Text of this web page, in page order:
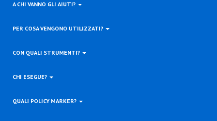
A CHI VANNO GLI AIUTI?
PER COSA VENGONO UTILIZZATI?
CON QUALI STRUMENTI?
CHI ESEGUE?
QUALI POLICY MARKER?